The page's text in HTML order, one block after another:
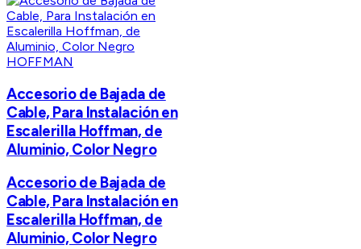
HOFFMAN
Accesorio de Bajada de
Cable, Para Instalación en
Escalerilla Hoffman, de
Aluminio, Color Negro
Accesorio de Bajada de
Cable, Para Instalación en
Escalerilla Hoffman, de
Aluminio, Color Negro